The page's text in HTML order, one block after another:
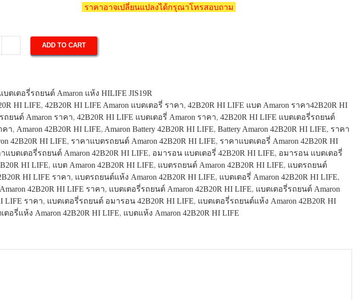
ราคาอาจเปลี่ยนแปลงได้กรุณาโทรสอบถาม
ADD TO CART
บตเตอรี่รถยนต์ Amaron แห้ง HILIFE JIS19R
HI LIFE, 42B20R HI LIFE Amaron แบตเตอรี่ ราคา, 42B20R HI LIFE แบต Amaron ราคา42B20R HI
ถยนต์ Amaron ราคา, 42B20R HI LIFE แบตเตอรี่ Amaron ราคา, 42B20R HI LIFE แบตเตอรี่รถยนต์
คา, Amaron 42B20R HI LIFE, Amaron Battery 42B20R HI LIFE, Battery Amaron 42B20R HI LIFE, ราคา
42B20R HI LIFE, ราคาแบตรถยนต์ Amaron 42B20R HI LIFE, ราคาแบตเตอรี่ Amaron 42B20R HI
แบตเตอรี่รถยนต์ Amaron 42B20R HI LIFE, อมารอน แบตเตอรี่ 42B20R HI LIFE, อมารอน แบตเตอรี่
HI LIFE, แบต Amaron 42B20R HI LIFE, แบตรถยนต์ Amaron 42B20R HI LIFE, แบตรถยนต์
HI LIFE ราคา, แบตรถยนต์แห้ง Amaron 42B20R HI LIFE, แบตเตอรี่ Amaron 42B20R HI LIFE,
42B20R HI LIFE ราคา, แบตเตอรี่รถยนต์ Amaron 42B20R HI LIFE, แบตเตอรี่รถยนต์ Amaron
LIFE ราคา, แบตเตอรี่รถยนต์ อมารอน 42B20R HI LIFE, แบตเตอรี่รถยนต์แห้ง Amaron 42B20R HI
ตอรี่แห้ง Amaron 42B20R HI LIFE, แบตแห้ง Amaron 42B20R HI LIFE